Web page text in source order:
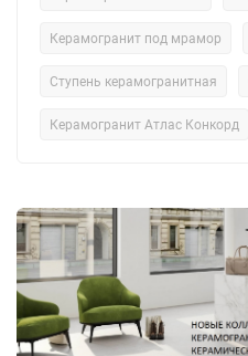
Керамогранит под мрамор
Ступень керамогранитная
Керамогранит Атлас Конкорд